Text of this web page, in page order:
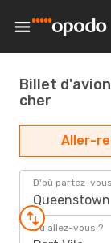
Billet
cher
Aller-
D'où partez-
Queenstown
Où allez-vous ?